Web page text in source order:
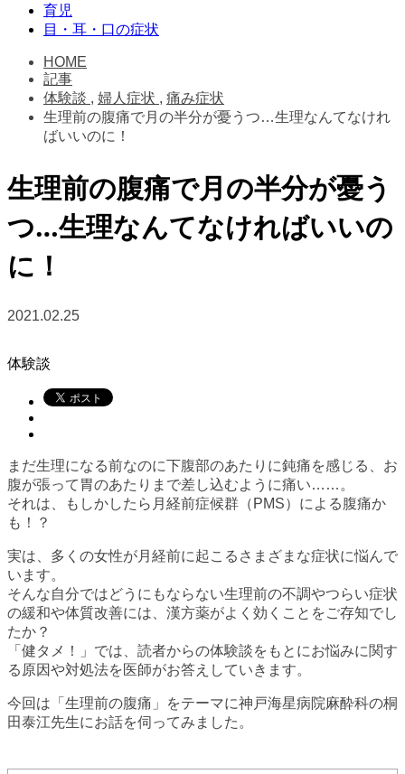
育児
目・耳・口の症状
HOME
記事
体験談 , 婦人症状 , 痛み症状
生理前の腹痛で月の半分が憂うつ…生理なんてなけれ
ばいいのに！
生理前の腹痛で月の半分が憂う
つ…生理なんてなければいいの
に！
2021.02.25
体験談
まだ生理になる前なのに下腹部のあたりに鈍痛を感じる、お
腹が張って胃のあたりまで差し込むように痛い……。
それは、もしかしたら月経前症候群（PMS）による腹痛か
も！？
実は、多くの女性が月経前に起こるさまざまな症状に悩んで
います。
そんな自分ではどうにもならない生理前の不調やつらい症状
の緩和や体質改善には、漢方薬がよく効くことをご存知でし
たか？
「健タメ！」では、読者からの体験談をもとにお悩みに関す
る原因や対処法を医師がお答えしていきます。
今回は「生理前の腹痛」をテーマに神戸海星病院麻酔科の桐
田泰江先生にお話を伺ってみました。